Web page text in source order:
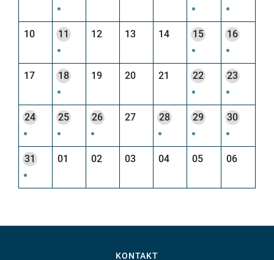
10 11 12 13 14 15 16
17 18 19 20 21 22 23
24 25 26 27 28 29 30
31 01 02 03 04 05 06
KONTAKT